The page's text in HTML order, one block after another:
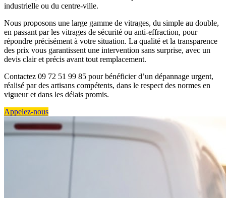
industrielle ou du centre-ville.
Nous proposons une large gamme de vitrages, du simple au double,
en passant par les vitrages de sécurité ou anti-effraction, pour
répondre précisément à votre situation. La qualité et la transparence
des prix vous garantissent une intervention sans surprise, avec un
devis clair et précis avant tout remplacement.
Contactez 09 72 51 99 85 pour bénéficier d’un dépannage urgent,
réalisé par des artisans compétents, dans le respect des normes en
vigueur et dans les délais promis.
Appelez-nous